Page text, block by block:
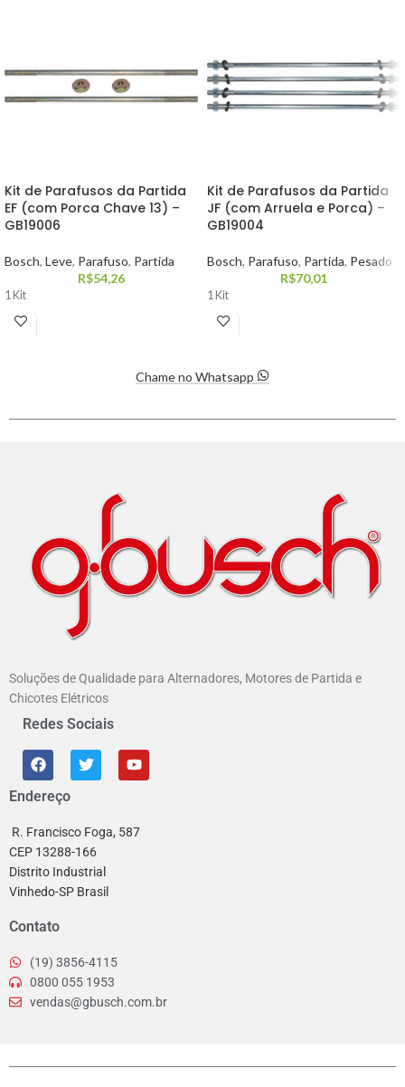
Kit de Parafusos da Partida
EF (com Porca Chave 13) –
GB19006
Bosch, Leve, Parafuso, Partida
R$54,26
1 Kit
Kit de Parafusos da Partida
JF (com Arruela e Porca) –
GB19004
Bosch, Parafuso, Partida, Pesado
R$70,01
1 Kit
Chame no Whatsapp
Soluções de Qualidade para Alternadores, Motores de Partida e
Chicotes Elétricos
Redes Sociais
Endereço
R. Francisco Foga, 587
CEP 13288-166
Distrito Industrial
Vinhedo-SP Brasil
Contato
(19) 3856-4115
0800 055 1953
vendas@gbusch.com.br